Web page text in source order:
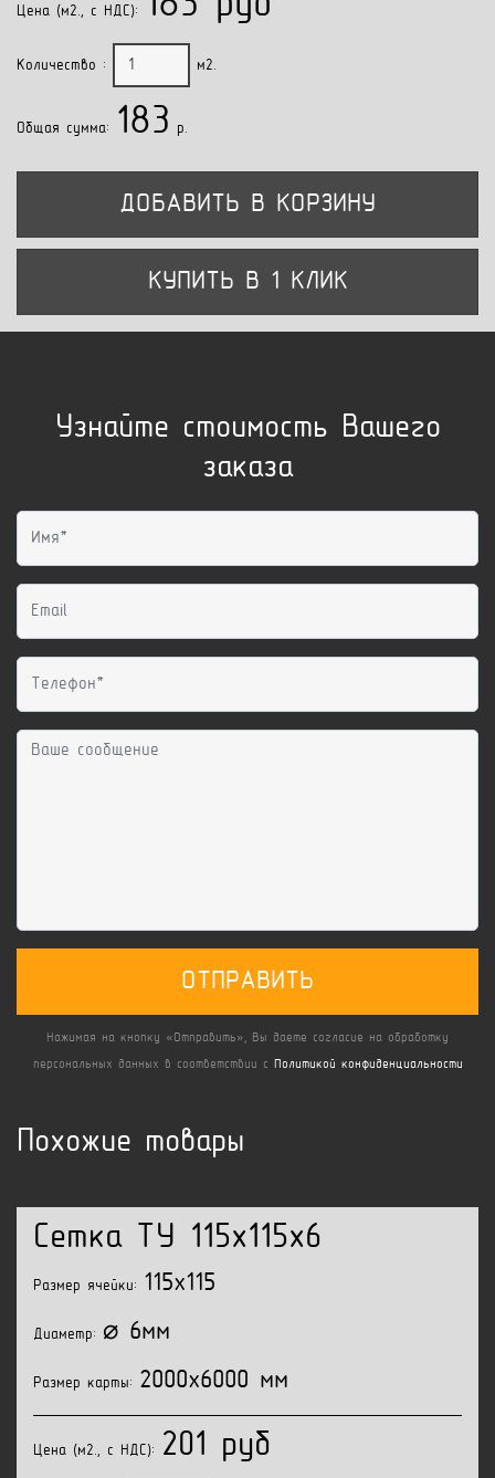
Цена (м2., с НДС):
Количество : м2.
Общая сумма: 183 p.
ДОБАВИТЬ В КОРЗИНУ
КУПИТЬ В 1 КЛИК
Узнайте стоимость Вашего
заказа
ОТПРАВИТЬ
Нажимая на кнопку «Отправить», Вы даете согласие на обработку
персональных данных в соответствии с Политикой конфиденциальности
Похожие товары
Сетка ТУ 115x115x6
Размер ячейки: 115x115
Диаметр: ⌀ 6мм
Размер карты: 2000x6000 мм
Цена (м2., с НДС): 201 руб